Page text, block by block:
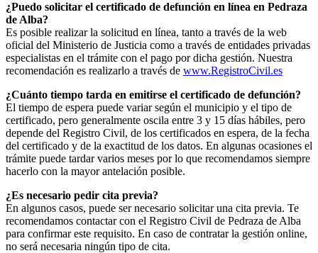
¿Puedo solicitar el certificado de defunción en línea en Pedraza
de Alba?
Es posible realizar la solicitud en línea, tanto a través de la web
oficial del Ministerio de Justicia como a través de entidades privadas
especialistas en el trámite con el pago por dicha gestión. Nuestra
recomendación es realizarlo a través de www.RegistroCivil.es
¿Cuánto tiempo tarda en emitirse el certificado de defunción?
El tiempo de espera puede variar según el municipio y el tipo de
certificado, pero generalmente oscila entre 3 y 15 días hábiles, pero
depende del Registro Civil, de los certificados en espera, de la fecha
del certificado y de la exactitud de los datos. En algunas ocasiones el
trámite puede tardar varios meses por lo que recomendamos siempre
hacerlo con la mayor antelación posible.
¿Es necesario pedir cita previa?
En algunos casos, puede ser necesario solicitar una cita previa. Te
recomendamos contactar con el Registro Civil de Pedraza de Alba
para confirmar este requisito. En caso de contratar la gestión online,
no será necesaria ningún tipo de cita.